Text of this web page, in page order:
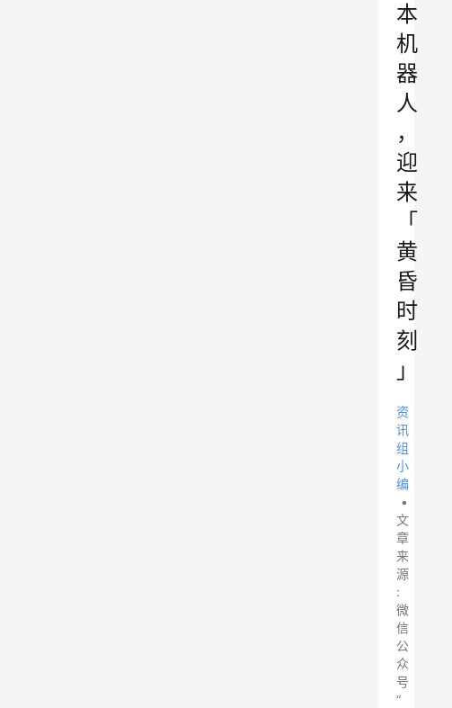
本
机
器
人
，
迎
来
「
黄
昏
时
刻
」
资
讯
组
小
编
•
文
章
来
源
:
微
信
公
众
号
“